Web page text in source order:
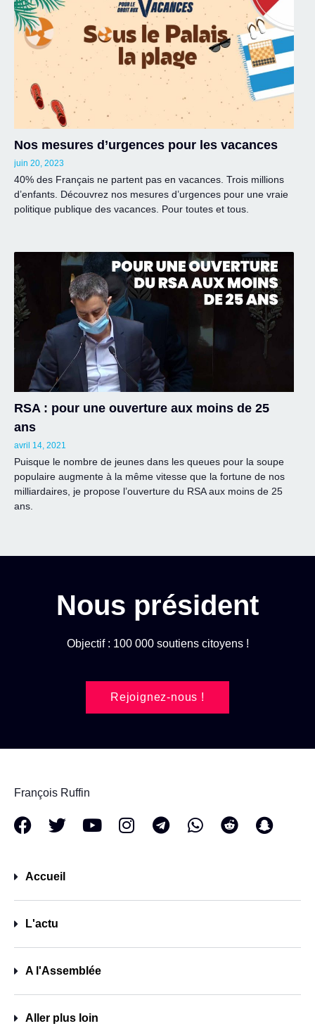
Nos mesures d’urgences pour les vacances
juin 20, 2023
40% des Français ne partent pas en vacances. Trois millions
d’enfants. Découvrez nos mesures d’urgences pour une vraie
politique publique des vacances. Pour toutes et tous.
RSA : pour une ouverture aux moins de 25
ans
avril 14, 2021
Puisque le nombre de jeunes dans les queues pour la soupe
populaire augmente à la même vitesse que la fortune de nos
milliardaires, je propose l’ouverture du RSA aux moins de 25
ans.
Nous président
Objectif : 100 000 soutiens citoyens !
Rejoignez-nous !
François Ruffin
Accueil
L'actu
A l'Assemblée
Aller plus loin